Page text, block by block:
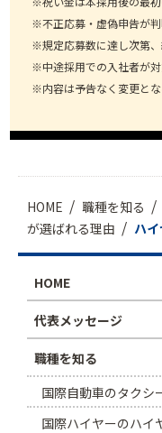
不正応募・虚偽申告が
規定応募数に達し次第
中途採用での入社者が対
内容は予告なく変更とな
HOME 職種を知る
が選ばれる理由
ハ
HOME
代表メッセージ
職種を知る
国際自動車のタクシ
国際ハイヤーのハイ